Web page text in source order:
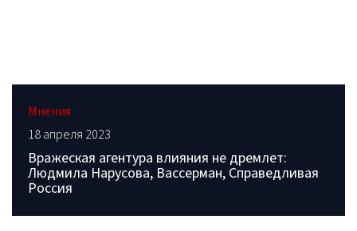
Мнения
18 апреля 2023
Вражеская агентура влияния не дремлет:
Людмила Нарусова, Вассерман, Справедливая
Россия